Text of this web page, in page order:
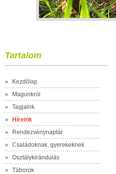
Tartalom
»
Kezdőlap
»
Magunkról
»
Tagjaink
»
Híreink
»
Rendezvénynaptár
»
Családoknak, gyerekeknek
»
Osztálykirándulás
»
Táborok